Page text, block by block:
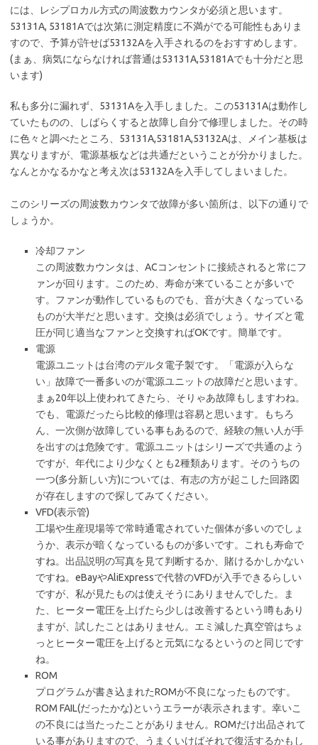
には、レシプロカル方式の周波数カウンタが必須と思います。
53131A, 53181Aでは次第に測定精度に不満がでる可能性もありま
すので、予算が許せば53132Aを入手されるのをおすすめします。
(まぁ、病気にならなければ普通は53131A,53181Aでも十分だと思
います)
私も多分に漏れず、53131Aを入手しました。この53131Aは動作し
ていたものの、しばらくすると故障し自分で修理しました。その時
に色々と調べたところ、53131A,53181A,53132Aは、メイン基板は
異なりますが、電源基板などは共通だということが分かりました。
なんとかなるかなと考え次は53132Aを入手してしまいました。
このシリーズの周波数カウンタで故障が多い箇所は、以下の通りで
しょうか。
冷却ファン
この周波数カウンタは、ACコンセントに接続されると常にフ
ァンが回ります。このため、寿命が来ていることが多いで
す。ファンが動作しているものでも、音が大きくなっている
ものが大半だと思います。交換は必須でしょう。サイズと電
圧が同じ適当なファンと交換すればOKです。簡単です。
電源
電源ユニットは台湾のデルタ電子製です。「電源が入らな
い」故障で一番多いのが電源ユニットの故障だと思います。
まぁ20年以上使われてきたら、そりゃあ故障もしますわね。
でも、電源だったら比較的修理は容易と思います。もちろ
ん、一次側が故障している事もあるので、経験の無い人が手
を出すのは危険です。電源ユニットはシリーズで共通のよう
ですが、年代により少なくとも2種類あります。そのうちの
一つ(多分新しい方)については、有志の方が起こした回路図
が存在しますので探してみてください。
VFD(表示管)
工場や生産現場等で常時通電されていた個体が多いのでしょ
うか、表示が暗くなっているものが多いです。これも寿命で
すね。出品説明の写真を見て判断するか、賭けるかしかない
ですね。eBayやAliExpressで代替のVFDが入手できるらしい
ですが、私が見たものは使えそうにありませんでした。ま
た、ヒーター電圧を上げたら少しは改善するという噂もあり
ますが、試したことはありません。エミ減した真空管はちょ
っとヒーター電圧を上げると元気になるというのと同じです
ね。
ROM
プログラムが書き込まれたROMが不良になったものです。
ROM FAIL(だったかな)というエラーが表示されます。幸いこ
の不良には当たったことがありません。ROMだけ出品されて
いる事がありますので、うまくいけばそれで復活するかもし